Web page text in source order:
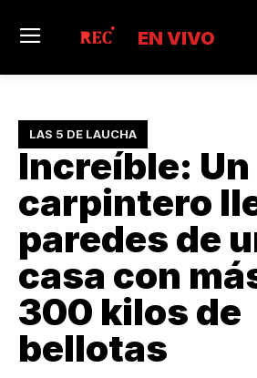
EN VIVO
LAS 5 DE LAUCHA
Increíble: Un
carpintero
paredes de
casa con
300 kilos de
bellotas